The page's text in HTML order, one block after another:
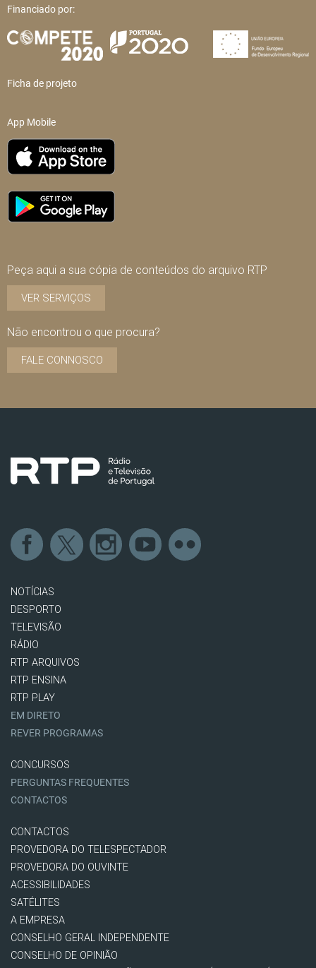
Financiado por:
Ficha de projeto
App Mobile
Peça aqui a sua cópia de conteúdos do arquivo RTP
VER SERVIÇOS
Não encontrou o que procura?
FALE CONNOSCO
NOTÍCIAS
DESPORTO
TELEVISÃO
RÁDIO
RTP ARQUIVOS
RTP ENSINA
RTP PLAY
EM DIRETO
REVER PROGRAMAS
CONCURSOS
PERGUNTAS FREQUENTES
CONTACTOS
CONTACTOS
PROVEDORA DO TELESPECTADOR
PROVEDORA DO OUVINTE
ACESSIBILIDADES
SATÉLITES
A EMPRESA
CONSELHO GERAL INDEPENDENTE
CONSELHO DE OPINIÃO